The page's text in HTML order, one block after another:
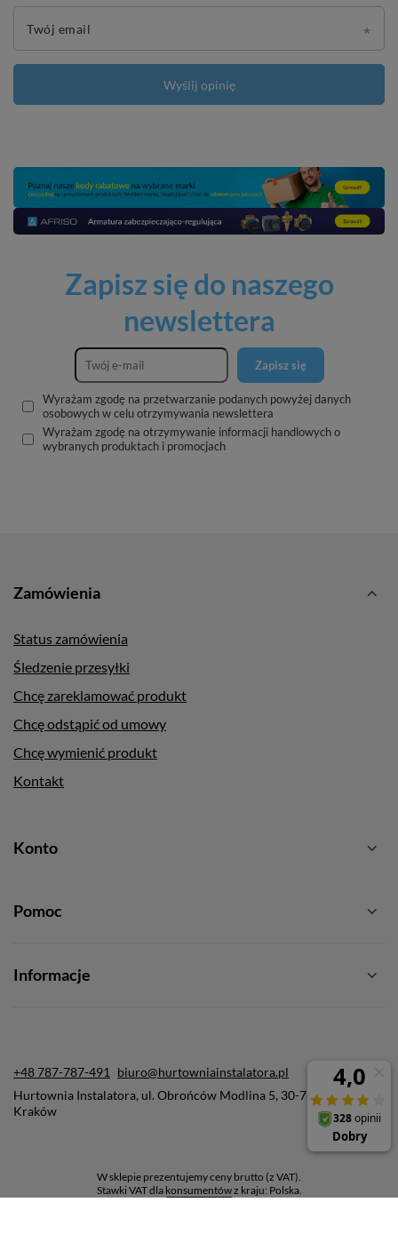
Twój email
Wyślij opinię
Zapisz się do naszego
newslettera
Zapisz się
Wyrażam zgodę na przetwarzanie podanych powyżej danych
osobowych w celu otrzymywania newslettera
Wyrażam zgodę na otrzymywanie informacji handlowych o
wybranych produktach i promocjach
Zamówienia
Status zamówienia
Śledzenie przesyłki
Chcę zareklamować produkt
Chcę odstąpić od umowy
Chcę wymienić produkt
Kontakt
Konto
Pomoc
Informacje
+48 787-787-491 biuro@hurtowniainstalatora.pl
Hurtownia Instalatora, ul. Obrońców Modlina 5, 30-733
Kraków
W sklepie prezentujemy ceny brutto (z VAT).
Stawki VAT dla konsumentów z kraju: Polska.